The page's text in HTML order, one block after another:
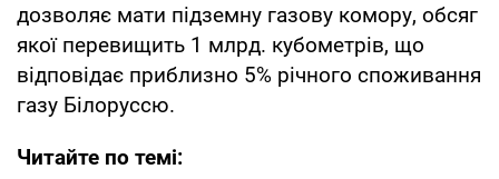
дозволяє мати підземну газову комору, обсяг
якої перевищить 1 млрд. кубометрів, що
відповідає приблизно 5% річного споживання
газу Білоруссю.
Читайте по темі: